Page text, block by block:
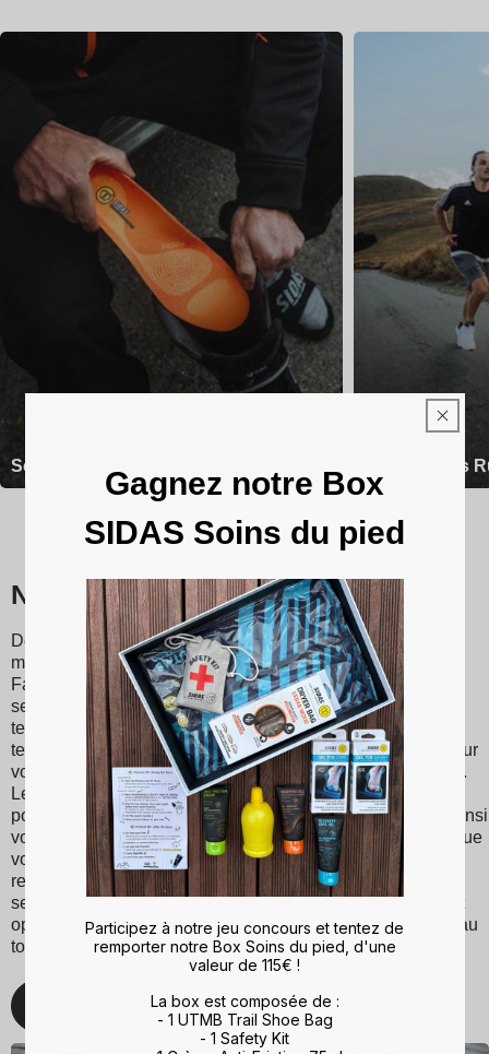
Semelles Chaussettes
Nos semelles Sidas
Découvrez les semelles Sidas, conçues pour offrir un
maintien optimal et un confort inégalé à chaque pas.
Fabriquées à partir de matériaux de haute qualité, nos
semelles conviennent à divers sports et activités, allant du
tennis au ski en passant par la course à pied. Grâce à leur
technologie d'absorption des chocs, ils réduisent l'impact sur
vos articulations, minimisant ainsi les risques de blessures.
Les semelles Sidas favorisent également une meilleure
posture et une répartition équilibrée du poids, améliorant ainsi
vos performances sportives et votre confort au quotidien. Que
vous soyez un sportif passionné ou simplement à la
recherche d'un meilleur maintien du pied, choisissez les
semelles Sidas pour une expérience de marche et de sport
optimisée. Avec Sidas, prenez soin de vos pieds et restez au
top de votre forme, quelle que soit l'activité !
Gagnez notre Box
SIDAS Soins du pied
Participez à notre jeu concours et tentez de
remporter notre Box Soins du pied, d'une
valeur de 115€ !
La box est composée de :
- 1 UTMB Trail Shoe Bag
- 1 Safety Kit